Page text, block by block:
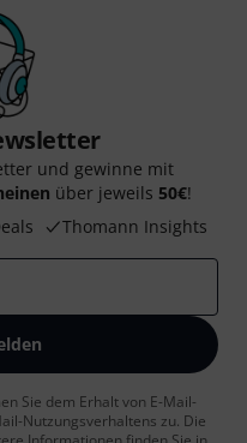
und gewinne mit
über jeweils 50€!
Thomann Insights
Sie dem Erhalt von E-Mail-
Nutzungsverhaltens zu. Die